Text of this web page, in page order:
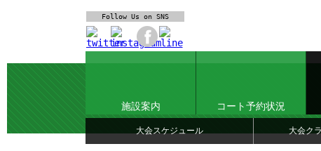
Follow Us on SNS
施設案内 コート予約状況
大会スケジュール 大会ク